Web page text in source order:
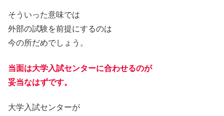
そういった意味では
外部の試験を前提にするのは
今の所だめでしょう。
当面は大学入試センターに合わせるのが
妥当なはずです。
大学入試センターが